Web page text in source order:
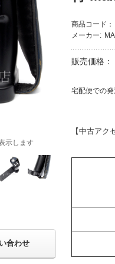
商品コード：
メーカー:
販売価格：
宅配便での
【中古アク
示します
合わせ